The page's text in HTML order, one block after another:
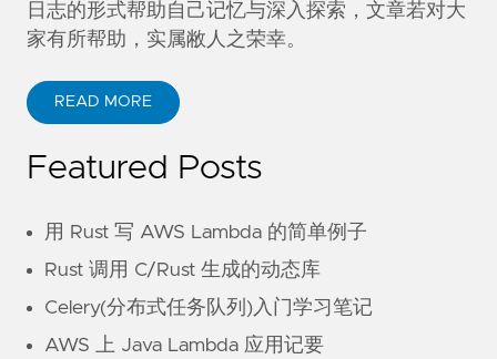
日志的形式帮助自己记忆与深入探索，文章若对大
家有所帮助，实属敝人之荣幸。
READ MORE
Featured Posts
用 Rust 写 AWS Lambda 的简单例子
Rust 调用 C/Rust 生成的动态库
Celery(分布式任务队列)入门学习笔记
AWS 上 Java Lambda 应用记要